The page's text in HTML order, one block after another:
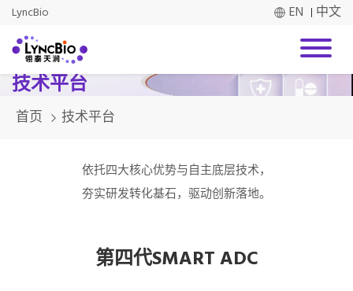
LyncBio EN 中文
技术平台
首页 技术平台
依托四大核心优势与自主底层技术，
夯实研发转化基石，驱动创新落地。
第四代SMART ADC